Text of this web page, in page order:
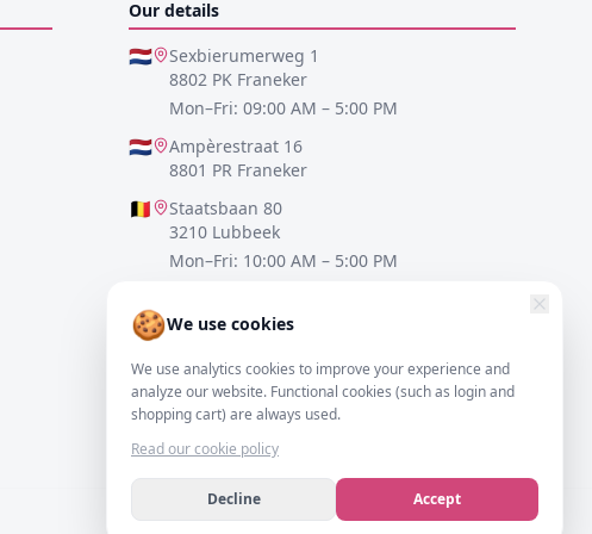
🍪We use cookies
We use analytics cookies to improve your experience and
analyze our website. Functional cookies (such as login and
shopping cart) are always used.
Read our cookie policy
Decline Accept
Our details
🇳🇱
Sexbierumerweg 1
8802 PK Franeker
Mon–Fri: 09:00 AM – 5:00 PM
🇳🇱
Ampèrestraat 16
8801 PR Franeker
🇧🇪
Staatsbaan 80
3210 Lubbeek
Mon–Fri: 10:00 AM – 5:00 PM
30161 Hannover
0517-700521